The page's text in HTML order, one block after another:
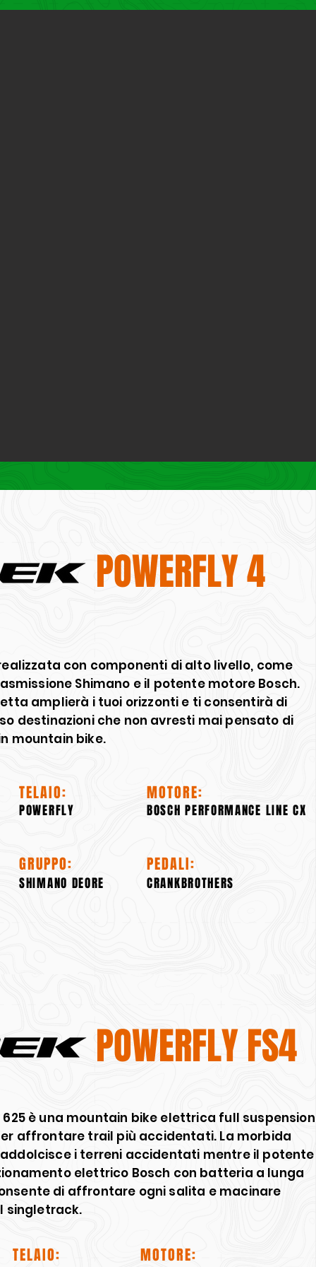
POWERFLY 4
con componenti di alto livello, come
Shimano e il potente motore Bosch.
amplierà i tuoi orizzonti e ti consentirà di
destinazioni che non avresti mai pensato di
mountain bike.
TELAIO:
POWERFLY
MOTORE:
BOSCH PERFORMANCE LINE CX
GRUPPO: PEDALI:
SHIMANO DEORE CRANKBROTHERS
POWERFLY FS4
625 è una mountain bike elettrica full suspension
affrontare trail più accidentati. La morbida
i terreni accidentati mentre il potente
elettrico Bosch con batteria a lunga
di affrontare ogni salita e macinare
singletrack.
TELAIO: MOTORE: